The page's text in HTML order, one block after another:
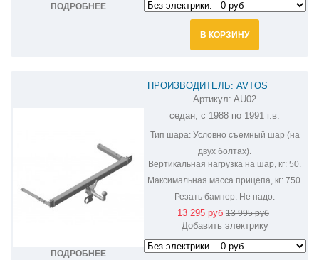
ПОДРОБНЕЕ
В КОРЗИНУ
ПОДРОБНЕЕ
ПРОИЗВОДИТЕЛЬ: AVTOS
ФАРКОП НА AUDI 100 AU02
Артикул: AU02
седан, с 1988 по 1991 г.в.
Тип шара:Условно съемный шар (на
двух болтах).
Вертикальная нагрузка на шар, кг: 50.
Максимальная масса прицепа, кг:750.
Резать бампер: Не надо.
13 295 руб 13 995 руб
Добавить электрику